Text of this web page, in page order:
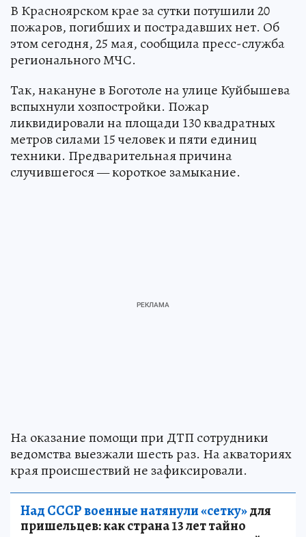
В Красноярском крае за сутки потушили 20
пожаров, погибших и пострадавших нет. Об
этом сегодня, 25 мая, сообщила пресс-служба
регионального МЧС.
Так, накануне в Боготоле на улице Куйбышева
вспыхнули хозпостройки. Пожар
ликвидировали на площади 130 квадратных
метров силами 15 человек и пяти единиц
техники. Предварительная причина
случившегося — короткое замыкание.
На оказание помощи при ДТП сотрудники
ведомства выезжали шесть раз. На акваториях
края происшествий не зафиксировали.
Над СССР военные натянули «сетку»для
пришельцев: как страна 13 лет тайно